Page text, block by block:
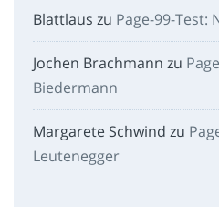
Blattlaus zu Page-99-Test:
Jochen Brachmann zu
Biedermann
Margarete Schwind zu
Leutenegger